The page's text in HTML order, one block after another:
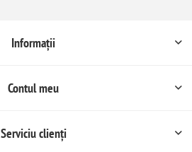
Informații
Contul meu
Serviciu clienți